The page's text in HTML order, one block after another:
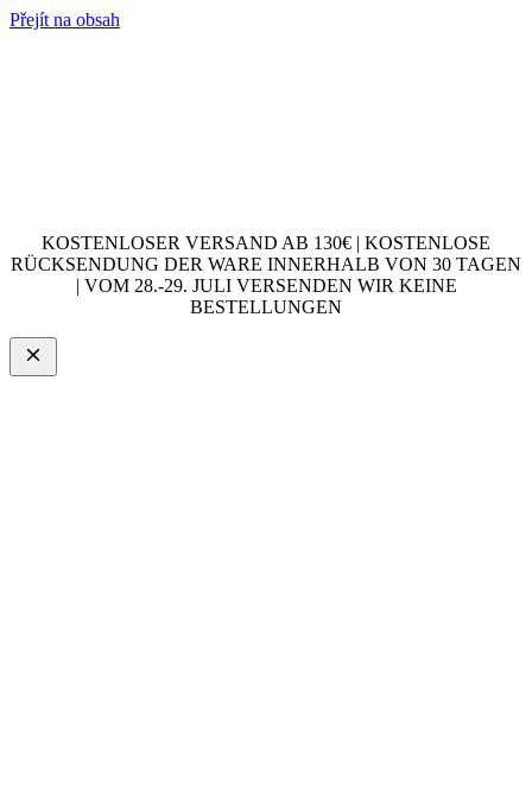
Přejít na obsah
KOSTENLOSER VERSAND AB 130€ | KOSTENLOSE
RÜCKSENDUNG DER WARE INNERHALB VON 30 TAGEN
| VOM 28.-29. JULI VERSENDEN WIR KEINE
BESTELLUNGEN